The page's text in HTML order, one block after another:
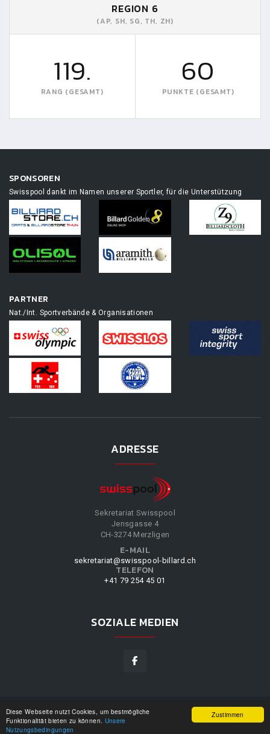
Zustimmen
Diese Webseite nutzt Cookies, um bestmögliche
Funktionalität bieten zu können. Unsere
Nutzungsbedingungen
REGION 6
(AP, SH, SG, TH, ZH)
119.
RANG (GESAMT)
60
PUNKTE (GESAMT)
SPONSOREN
Swisspool dankt im Namen unserer Sportler, für die Unterstützung
PARTNER
Nat./Int. Sportverbände & Organisationen
ADRESSE
Sekretariat Swisspool
Jensgasse 4
CH-3274 Merzligen
E-MAIL
sekretariat@swisspool-billard.ch
TELEFON
+41 79 254 45 01
SOZIALE MEDIEN
SWISSPOOL©2026|DESIGN BY
UNSERE
NUTZUNGSBEDINGUNGEN